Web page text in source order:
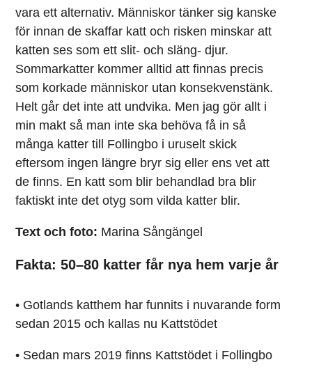
vara ett alternativ. Människor tänker sig kanske
för innan de skaffar katt och risken minskar att
katten ses som ett slit- och släng- djur.
Sommarkatter kommer alltid att finnas precis
som korkade människor utan konsekvenstänk.
Helt går det inte att undvika. Men jag gör allt i
min makt så man inte ska behöva få in så
många katter till Follingbo i uruselt skick
eftersom ingen längre bryr sig eller ens vet att
de finns. En katt som blir behandlad bra blir
faktiskt inte det otyg som vilda katter blir.
Text och foto: Marina Sångängel
Fakta: 50–80 katter får nya hem varje år
• Gotlands katthem har funnits i nuvarande form
sedan 2015 och kallas nu Kattstödet
• Sedan mars 2019 finns Kattstödet i Follingbo